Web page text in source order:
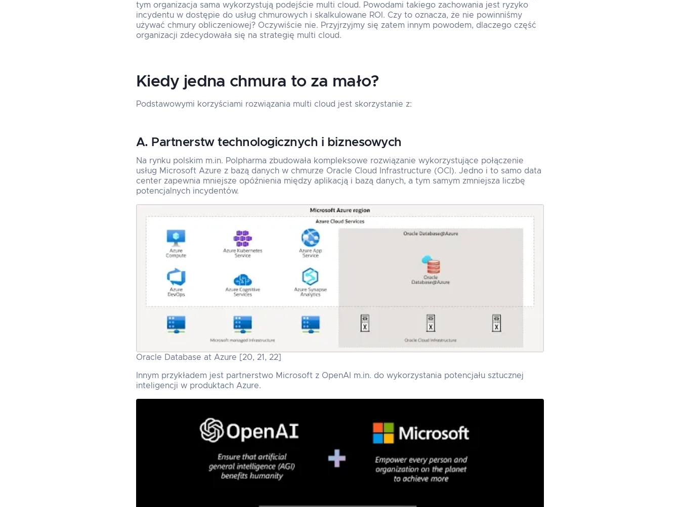
tym organizacja sama wykorzystują podejście multi cloud. Powodami takiego zachowania jest ryzyko
incydentu w dostępie do usług chmurowych i skalkulowane ROI. Czy to oznacza, że nie powinniśmy
używać chmury obliczeniowej? Oczywiście nie. Przyjrzyjmy się zatem innym powodem, dlaczego część
organizacji zdecydowała się na strategię multi cloud.
Kiedy jedna chmura to za mało?
Podstawowymi korzyściami rozwiązania multi cloud jest skorzystanie z:
A. Partnerstw technologicznych i biznesowych
Na rynku polskim m.in. Polpharma zbudowała kompleksowe rozwiązanie wykorzystujące połączenie
usług Microsoft Azure z bazą danych w chmurze Oracle Cloud Infrastructure (OCI). Jedno i to samo data
center zapewnia mniejsze opóźnienia między aplikacją i bazą danych, a tym samym zmniejsza liczbę
potencjalnych incydentów.
Oracle Database at Azure [20, 21, 22]
Innym przykładem jest partnerstwo Microsoft z OpenAI m.in. do wykorzystania potencjału sztucznej
inteligencji w produktach Azure.